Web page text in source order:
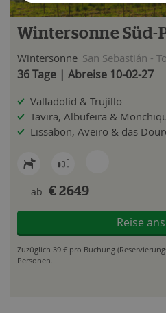
Wintersonne Süd-
Wintersonne San Sebastián -
36 Tage | Abreise 10-02-27
Valladolid & Trujillo
Tavira, Albufeira &
Lissabon, Aveiro & das
ab € 2649
Reise
Zuzüglich 39 € pro Buchung
Personen.